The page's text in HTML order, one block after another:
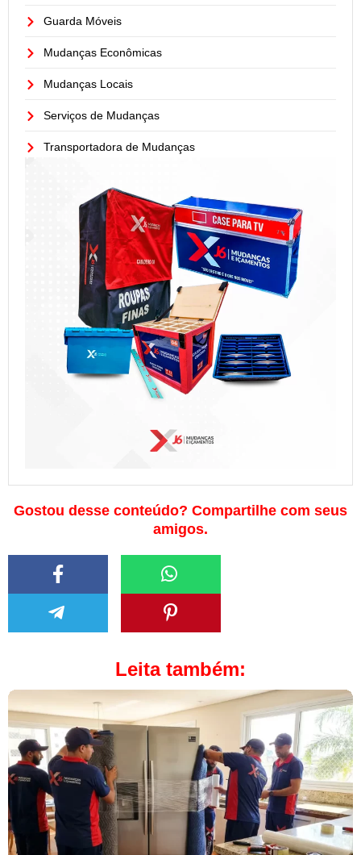
Guarda Móveis
Mudanças Econômicas
Mudanças Locais
Serviços de Mudanças
Transportadora de Mudanças
Gostou desse conteúdo? Compartilhe com seus
amigos.
Leita também: